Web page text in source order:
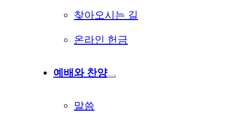
찾아오시는 길
온라인 헌금
예배와 찬양
말씀